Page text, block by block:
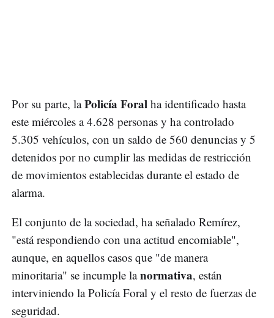
Por su parte, laPolicía Foral ha identificado hasta
este miércoles a 4.628 personas y ha controlado
5.305 vehículos, con un saldo de 560 denuncias y 5
detenidos por no cumplir las medidas de restricción
de movimientos establecidas durante el estado de
alarma.
El conjunto de la sociedad, ha señalado Remírez,
"está respondiendo con una actitud encomiable",
aunque, en aquellos casos que "de manera
minoritaria" se incumple lanormativa, están
interviniendo la Policía Foral y el resto de fuerzas de
seguridad.